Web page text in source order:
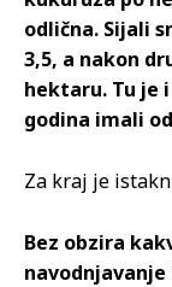
odlična. Sijali
3,5, a nakon
hektaru. Tu je
godina imali
Za kraj je
Bez obzira